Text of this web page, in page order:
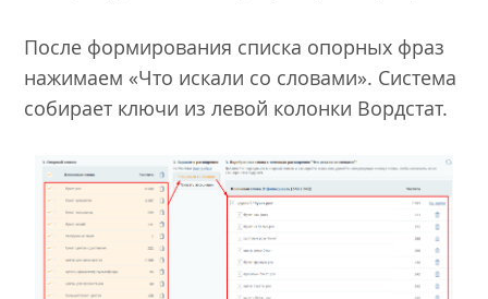
После формирования списка опорных фраз
нажимаем «Что искали со словами». Система
собирает ключи из левой колонки Вордстат.